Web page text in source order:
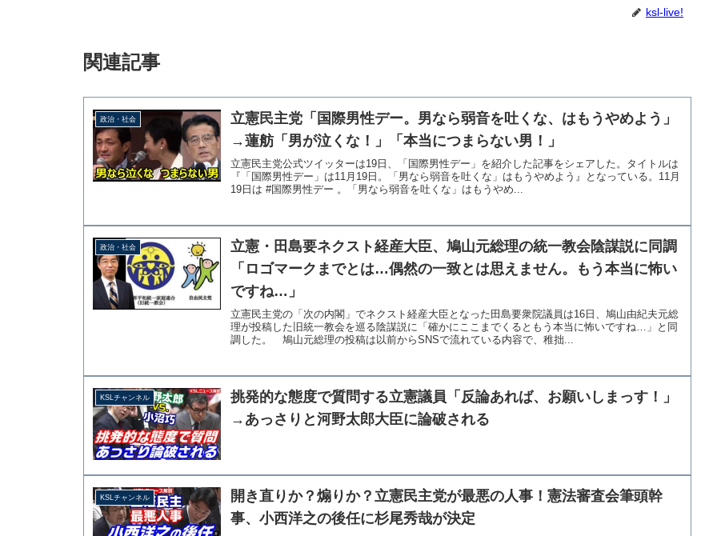
ksl-live!
関連記事
政治・社会
立憲民主党「国際男性デー。男なら弱音を吐くな、はもうやめよう」
→蓮舫「男が泣くな！」「本当につまらない男！」
立憲民主党公式ツイッターは19日、「国際男性デー」を紹介した記事をシェアした。タイトルは
『「国際男性デー」は11月19日。「男なら弱音を吐くな」はもうやめよう』となっている。11月
19日は #国際男性デー 。「男なら弱音を吐くな」はもうやめ...
政治・社会
立憲・田島要ネクスト経産大臣、鳩山元総理の統一教会陰謀説に同調
「ロゴマークまでとは…偶然の一致とは思えません。もう本当に怖い
ですね…」
立憲民主党の「次の内閣」でネクスト経産大臣となった田島要衆院議員は16日、鳩山由紀夫元総
理が投稿した旧統一教会を巡る陰謀説に「確かにここまでくるともう本当に怖いですね…」と同
調した。 鳩山元総理の投稿は以前からSNSで流れている内容で、稚拙...
KSLチャンネル
挑発的な態度で質問する立憲議員「反論あれば、お願いしまっす！」
→あっさりと河野太郎大臣に論破される
KSLチャンネル
開き直りか？煽りか？立憲民主党が最悪の人事！憲法審査会筆頭幹
事、小西洋之の後任に杉尾秀哉が決定